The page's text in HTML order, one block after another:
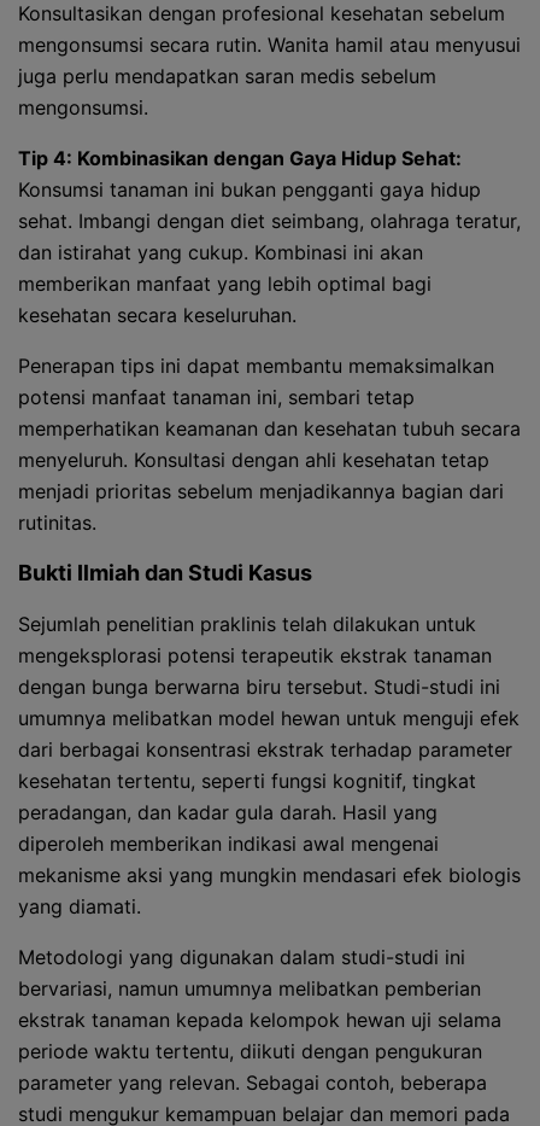
Konsultasikan dengan profesional kesehatan sebelum
mengonsumsi secara rutin. Wanita hamil atau menyusui
juga perlu mendapatkan saran medis sebelum
mengonsumsi.
Tip 4: Kombinasikan dengan Gaya Hidup Sehat:
Konsumsi tanaman ini bukan pengganti gaya hidup
sehat. Imbangi dengan diet seimbang, olahraga teratur,
dan istirahat yang cukup. Kombinasi ini akan
memberikan manfaat yang lebih optimal bagi
kesehatan secara keseluruhan.
Penerapan tips ini dapat membantu memaksimalkan
potensi manfaat tanaman ini, sembari tetap
memperhatikan keamanan dan kesehatan tubuh secara
menyeluruh. Konsultasi dengan ahli kesehatan tetap
menjadi prioritas sebelum menjadikannya bagian dari
rutinitas.
Bukti Ilmiah dan Studi Kasus
Sejumlah penelitian praklinis telah dilakukan untuk
mengeksplorasi potensi terapeutik ekstrak tanaman
dengan bunga berwarna biru tersebut. Studi-studi ini
umumnya melibatkan model hewan untuk menguji efek
dari berbagai konsentrasi ekstrak terhadap parameter
kesehatan tertentu, seperti fungsi kognitif, tingkat
peradangan, dan kadar gula darah. Hasil yang
diperoleh memberikan indikasi awal mengenai
mekanisme aksi yang mungkin mendasari efek biologis
yang diamati.
Metodologi yang digunakan dalam studi-studi ini
bervariasi, namun umumnya melibatkan pemberian
ekstrak tanaman kepada kelompok hewan uji selama
periode waktu tertentu, diikuti dengan pengukuran
parameter yang relevan. Sebagai contoh, beberapa
studi mengukur kemampuan belajar dan memori pada